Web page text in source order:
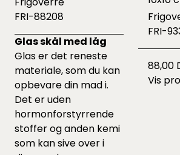
FRI-88208
Glas skål med låg
Glas er det reneste
materiale, som du kan
opbevare din mad i.
Det er uden
hormonforstyrrende
stoffer og anden kemi
som kan sive over i
FRI-
88,00
Vis